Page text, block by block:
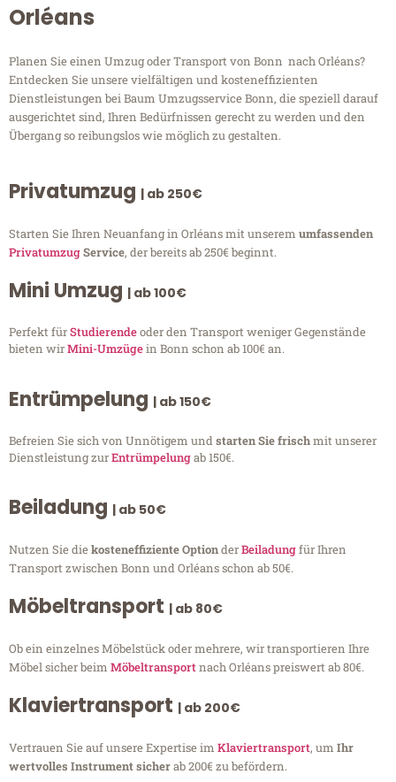
Orléans
Planen Sie einen Umzug oder Transport von Bonn nach Orléans?
Entdecken Sie unsere vielfältigen und kosteneffizienten
Dienstleistungen bei Baum Umzugsservice Bonn, die speziell darauf
ausgerichtet sind, Ihren Bedürfnissen gerecht zu werden und den
Übergang so reibungslos wie möglich zu gestalten.
Privatumzug | ab 250€
Starten Sie Ihren Neuanfang in Orléans mit unserem umfassenden
PrivatumzugService, der bereits ab 250€ beginnt.
Mini Umzug | ab 100€
Perfekt fürStudierendeoder den Transport weniger Gegenstände
bieten wirMini-Umzügein Bonn schon ab 100€ an.
Entrümpelung | ab 150€
Befreien Sie sich von Unnötigem undstarten Sie frischmit unserer
Dienstleistung zurEntrümpelungab 150€.
Beiladung | ab 50€
Nutzen Sie diekosteneffiziente OptionderBeiladungfür Ihren
Transport zwischen Bonn und Orléans schon ab 50€.
Möbeltransport | ab 80€
Ob ein einzelnes Möbelstück oder mehrere, wir transportieren Ihre
Möbel sicher beim Möbeltransportnach Orléans preiswert ab 80€.
Klaviertransport | ab 200€
Vertrauen Sie auf unsere Expertise im Klaviertransport, um Ihr
wertvolles Instrument sicherab 200€ zu befördern.